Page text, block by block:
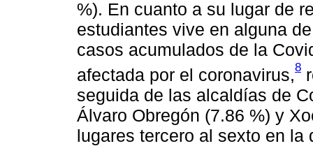
%). En cuanto a su lugar de
estudiantes vive en alguna
casos acumulados de la
afectada por el coronavirus,8
seguida de las alcaldías de
Álvaro Obregón (7.86 %) y
lugares tercero al sexto en